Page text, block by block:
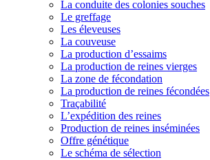
La conduite des colonies souches
Le greffage
Les éleveuses
La couveuse
La production d’essaims
La production de reines vierges
La zone de fécondation
La production de reines fécondées
Traçabilité
L’expédition des reines
Production de reines inséminées
Offre génétique
Le schéma de sélection